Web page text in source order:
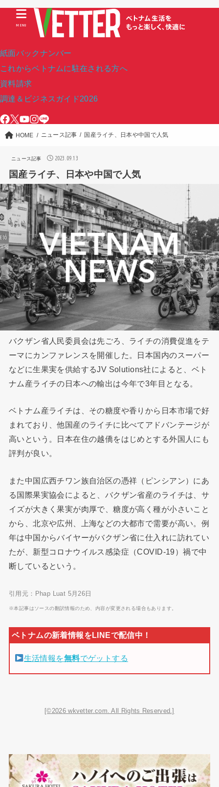
紙面バックナンバー
これからベトナムに駐在される方へ
資料請求
調達＆ビジネスガイド2026
MENU
HOME ニュース記事 国産ライチ、日本や中国で人気
ニュース記事 2023.09.13
国産ライチ、日本や中国で人気
バクザン省人民委員会は先ごろ、ライチの消費促進をテ
ーマにカンファレンスを開催した。日本国内のスーパー
などに生果実を供給するJV Solutions社によると、ベト
ナム産ライチの日本への輸出は今年で3年目となる。
ベトナム産ライチは、その糖度や香りから日本市場で好
まれており、他国産のライチに比べてアドバンテージが
高いという。日本在住の越僑をはじめとする外国人にも
評判が良い。
また中国広西チワン族自治区の憑祥（ピンシアン）にあ
る国際果実協会によると、バクザン省産のライチは、サ
イズが大きく果実が肉厚で、糖度が高く種が小さいこと
から、北京や広州、上海などの大都市で需要が高い。例
年は中国からバイヤーがバクザン省に仕入れに訪れてい
たが、新型コロナウイルス感染症（COVID-19）禍で中
断しているという。
引用元：Phap Luat 5月26日
※本記事はソースの翻訳情報のため、内容が変更される場合もあります。
生活情報を無料でゲットする
[©2026 wkvetter.com. All Rights Reserved.]